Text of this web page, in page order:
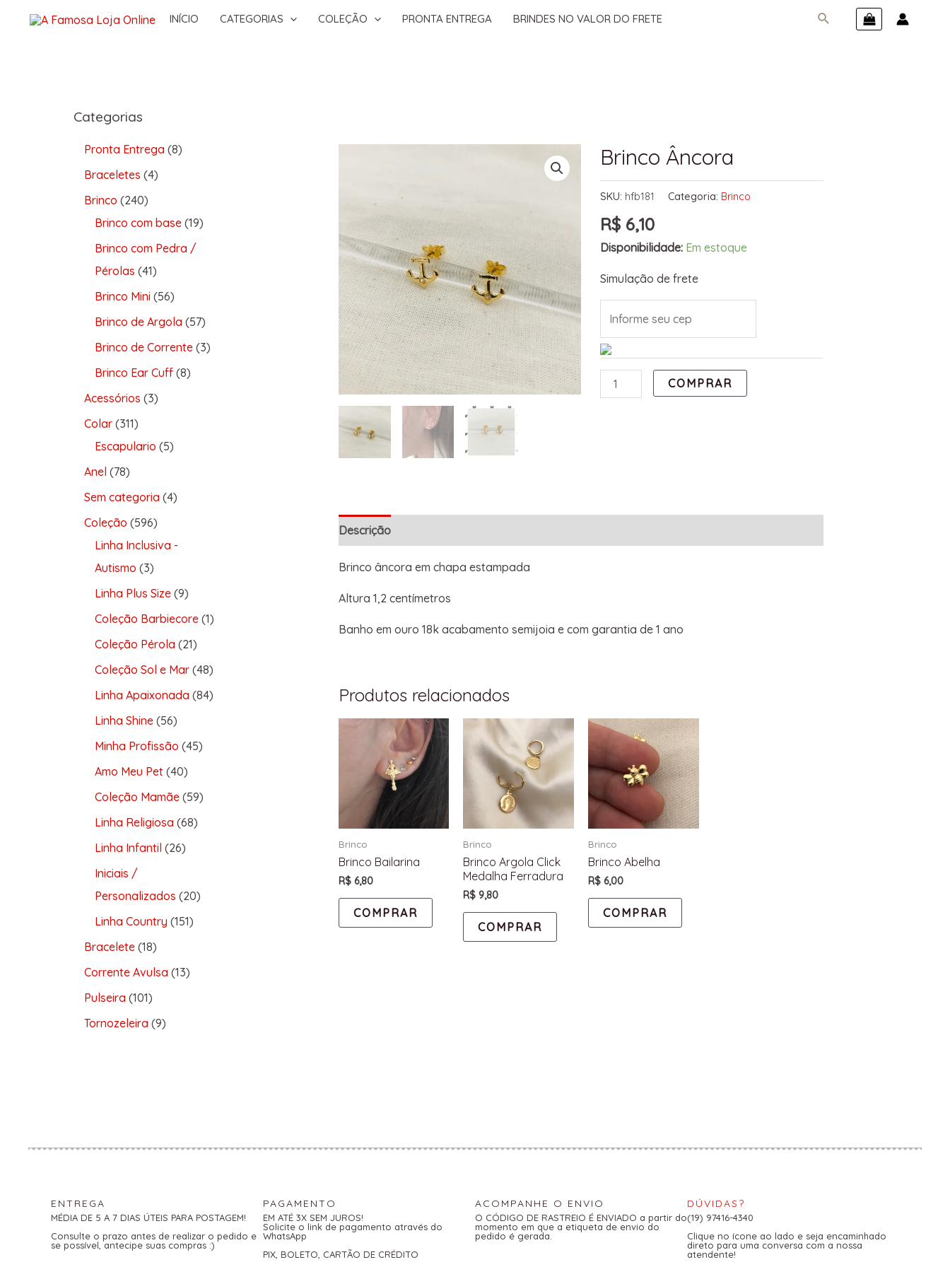
INÍCIO CATEGORIAS COLEÇÃO PRONTA ENTREGA BRINDES NO VALOR DO FRETE
Categorias
Pronta Entrega 8
Braceletes 4
Brinco 240
Brinco com base 19
Brinco com Pedra /
Pérolas 41
Brinco Mini 56
Brinco de Argola 57
Brinco de Corrente 3
Brinco Ear Cuff 8
Acessórios 3
Colar 311
Escapulario 5
Anel 78
Sem categoria 4
Coleção 596
Linha Inclusiva -
Autismo 3
Linha Plus Size 9
Coleção Barbiecore 1
Coleção Pérola 21
Coleção Sol e Mar 48
Linha Apaixonada 84
Linha Shine 56
Minha Profissão 45
Amo Meu Pet 40
Coleção Mamãe 59
Linha Religiosa 68
Linha Infantil 26
Iniciais /
Personalizados 20
Linha Country 151
Bracelete 18
Corrente Avulsa 13
Pulseira 101
Tornozeleira 9
Brinco Âncora
SKU: hfb181 Categoria: Brinco
R$ 6,10
Disponibilidade: Em estoque
Simulação de frete
COMPRAR
Descrição
Brinco âncora em chapa estampada
Altura 1,2 centímetros
Banho em ouro 18k acabamento semijoia e com garantia de 1 ano
Produtos relacionados
Brinco
Brinco Bailarina
R$6,80
COMPRAR
Brinco
Brinco Argola Click
Medalha Ferradura
R$ 9,80
COMPRAR
Brinco
Brinco Abelha
R$ 6,00
COMPRAR
ENTREGA
MÉDIA DE 5 A 7 DIAS ÚTEIS PARA POSTAGEM!
Consulte o prazo antes de realizar o pedido e
se possível, antecipe suas compras :)
PAGAMENTO
EM ATÉ 3X SEM JUROS!
Solicite o link de pagamento através do
WhatsApp
PIX, BOLETO, CARTÃO DE CRÉDITO
ACOMPANHE O ENVIO
O CÓDIGO DE RASTREIO É ENVIADO a partir do
momento em que a etiqueta de envio do
pedido é gerada.
DÚVIDAS?
(19) 97416-4340
Clique no ícone ao lado e seja encaminhado
direto para uma conversa com a nossa
atendente!